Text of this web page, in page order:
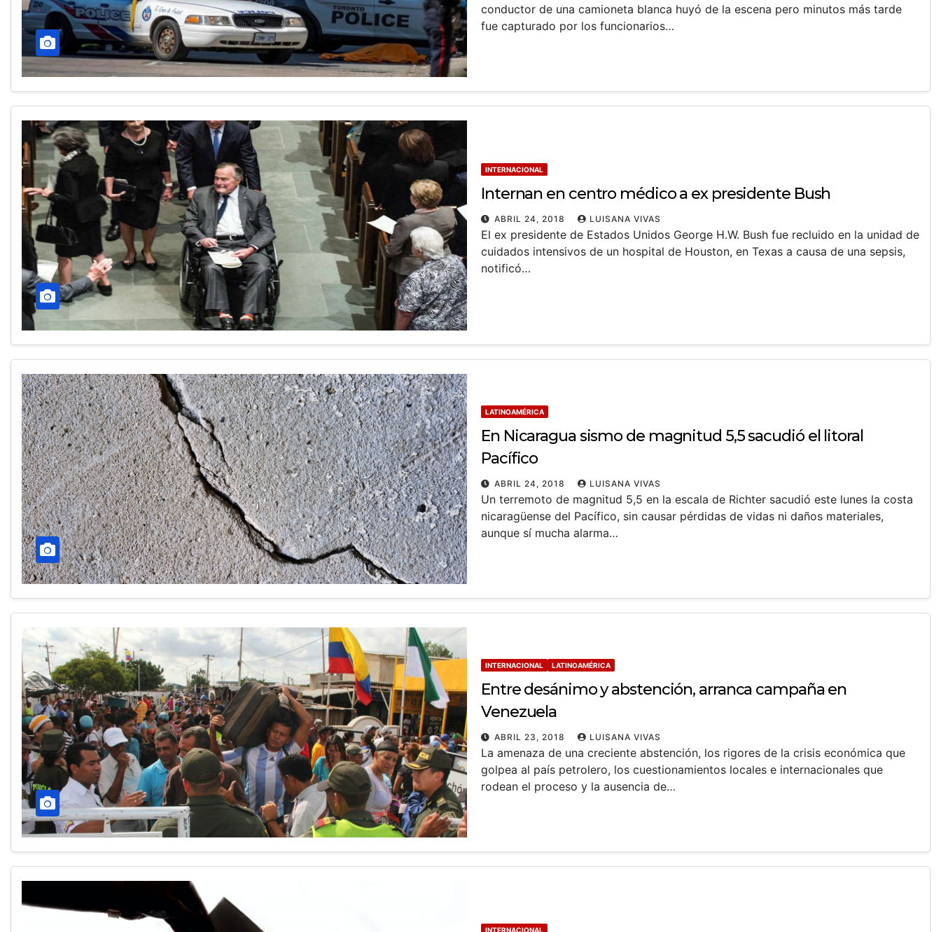
conductor de una camioneta blanca huyó de la escena pero minutos más tarde
fue capturado por los funcionarios…
INTERNACIONAL
Internan en centro médico a ex presidente Bush
ABRIL 24, 2018 LUISANA VIVAS
El ex presidente de Estados Unidos George H.W. Bush fue recluido en la unidad de
cuidados intensivos de un hospital de Houston, en Texas a causa de una sepsis,
notificó…
LATINOAMÉRICA
En Nicaragua sismo de magnitud 5,5 sacudió el litoral
Pacífico
ABRIL 24, 2018 LUISANA VIVAS
Un terremoto de magnitud 5,5 en la escala de Richter sacudió este lunes la costa
nicaragüense del Pacífico, sin causar pérdidas de vidas ni daños materiales,
aunque sí mucha alarma…
INTERNACIONAL LATINOAMÉRICA
Entre desánimo y abstención, arranca campaña en
Venezuela
ABRIL 23, 2018 LUISANA VIVAS
La amenaza de una creciente abstención, los rigores de la crisis económica que
golpea al país petrolero, los cuestionamientos locales e internacionales que
rodean el proceso y la ausencia de…
INTERNACIONAL